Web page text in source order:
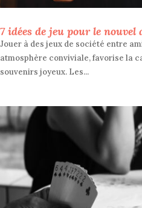
7 idées de jeu pour le
Jouer à des jeux de société entre
atmosphère conviviale, favorise la
souvenirs joyeux. Les...